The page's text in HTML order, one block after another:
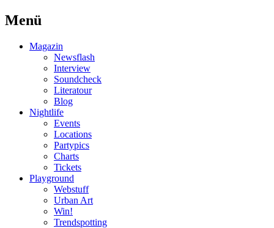
Menü
Magazin
Newsflash
Interview
Soundcheck
Literatour
Blog
Nightlife
Events
Locations
Partypics
Charts
Tickets
Playground
Webstuff
Urban Art
Win!
Trendspotting